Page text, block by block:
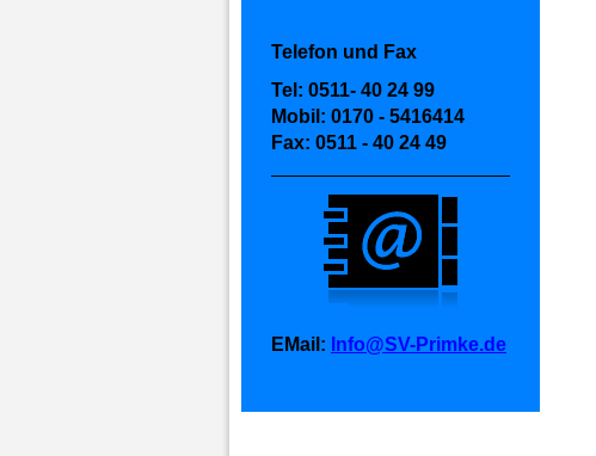
Telefon und Fax
Tel: 0511- 40 24 99
Mobil: 0170 - 5416414
Fax: 0511 - 40 24 49
EMail: Info@SV-Primke.de